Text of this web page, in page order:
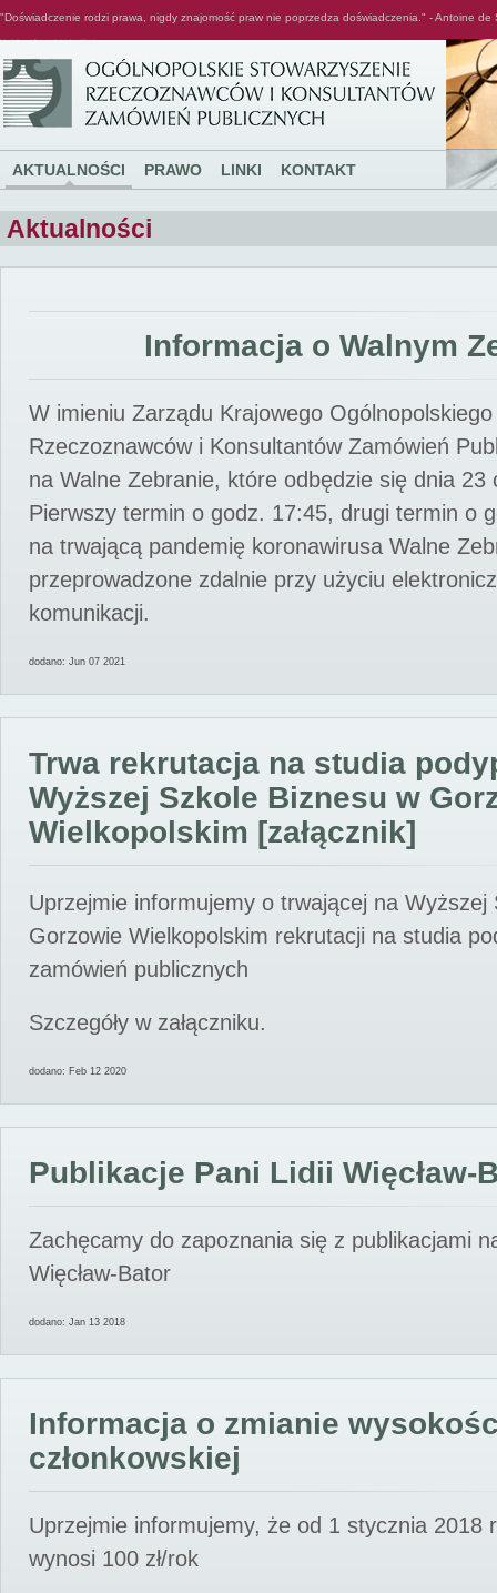
"Doświadczenie rodzi prawa, nigdy znajomość praw nie poprzedza doświadczenia." - Antoine de
AKTUALNOŚCI PRAWO LINKI KONTAKT
Aktualności
Informacja o Walnym
W imieniu Zarządu Krajowego
Rzeczoznawców i Konsultantów Zamówień
na Walne Zebranie, które odbędzie się dnia 23
Pierwszy termin o godz. 17:45, drugi termin o
na trwającą pandemię koronawirusa Walne
przeprowadzone zdalnie przy użyciu
komunikacji.
dodano: Jun 07 2021
Trwa rekrutacja na studia
Wyższej Szkole Biznesu w
Wielkopolskim [załącznik]
Uprzejmie informujemy o trwającej na Wyższej
Gorzowie Wielkopolskim rekrutacji na studia
zamówień publicznych
Szczegóły w załączniku.
dodano: Feb 12 2020
Publikacje Pani Lidii Więcław-
Zachęcamy do zapoznania się z publikacjami
Więcław-Bator
dodano: Jan 13 2018
Informacja o zmianie
członkowskiej
Uprzejmie informujemy, że od 1 stycznia 2018
wynosi 100 zł/rok